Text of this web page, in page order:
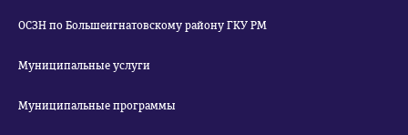
ОСЗН по Большеигнатовскому району ГКУ РМ
Муниципальные услуги
Муниципальные программы